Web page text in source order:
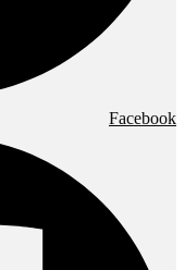
Facebook